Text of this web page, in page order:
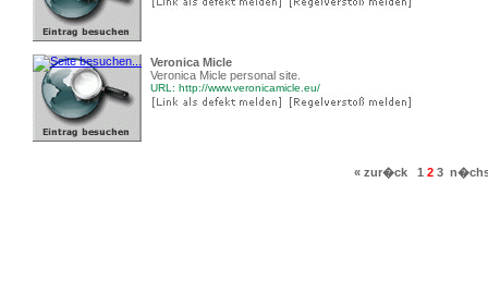
Veronica Micle
Veronica Micle personal site.
URL: http://www.veronicamicle.eu/
« zur�ck 1 2 3